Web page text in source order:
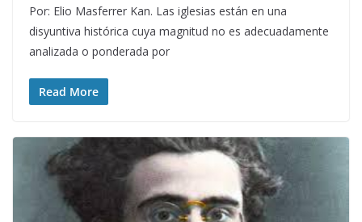
Por: Elio Masferrer Kan. Las iglesias están en una
disyuntiva histórica cuya magnitud no es adecuadamente
analizada o ponderada por
Read More